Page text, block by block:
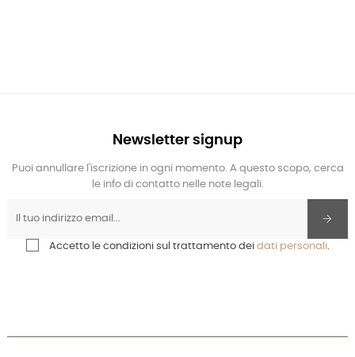
Newsletter signup
Puoi annullare l'iscrizione in ogni momento. A questo scopo, cerca
le info di contatto nelle note legali.
Accetto le condizioni sul trattamento dei dati personali.